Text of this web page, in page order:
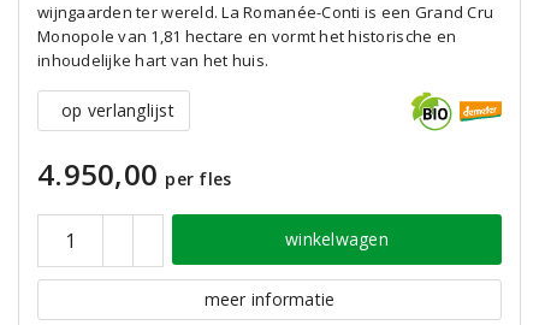
wijngaarden ter wereld. La Romanée-Conti is een Grand Cru
Monopole van 1,81 hectare en vormt het historische en
inhoudelijke hart van het huis.
op verlanglijst
4.950,00 per fles
winkelwagen
meer informatie